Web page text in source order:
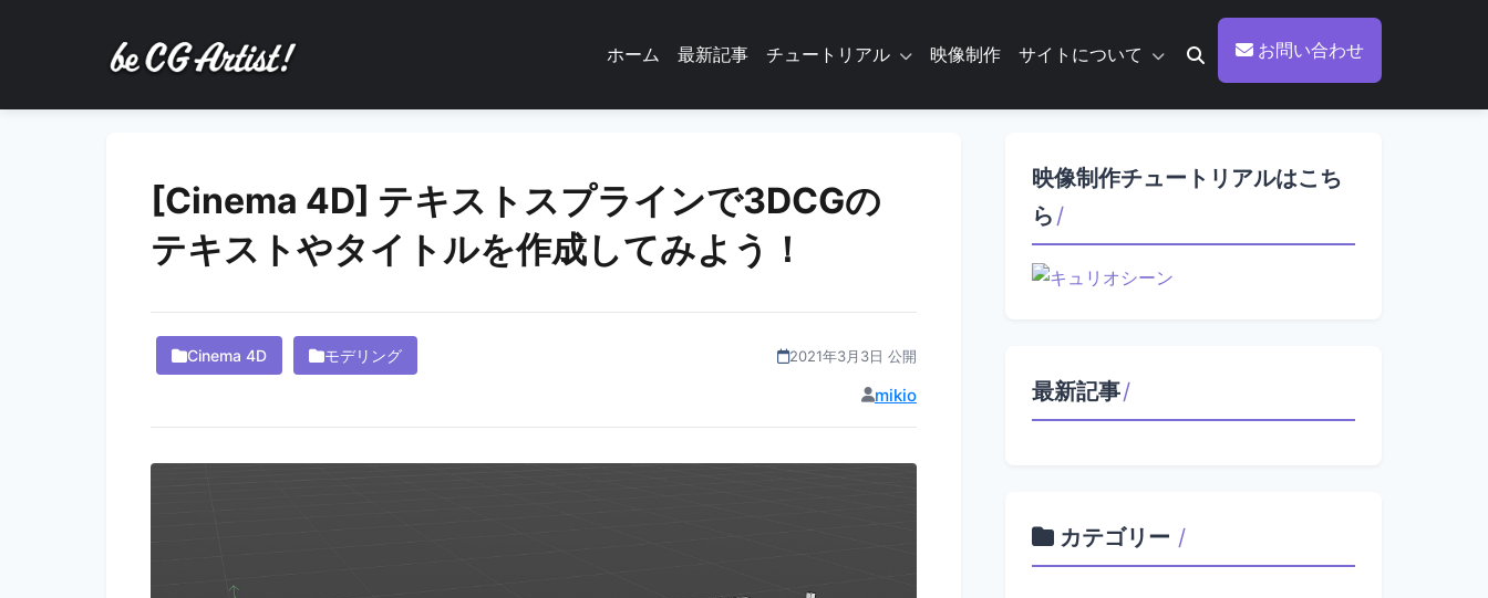
ホーム 最新記事 チュートリアル 映像制作 サイトについて お問い合わせ
[Cinema 4D] テキストスプラインで3DCGの
テキストやタイトルを作成してみよう！
Cinema 4D モデリング 2021年3月3日 公開
mikio
映像制作チュートリアルはこち
ら /
最新記事/
カテゴリー /